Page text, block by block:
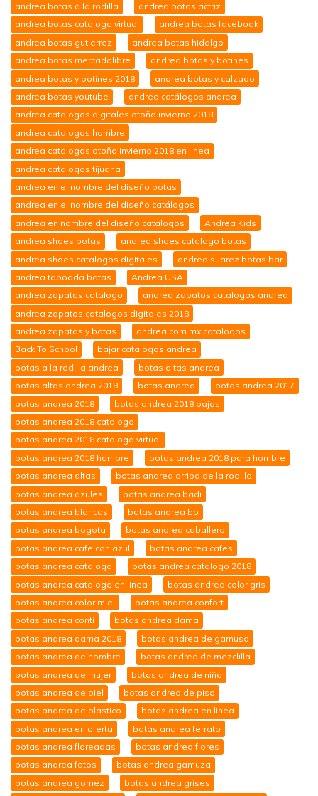
andrea botas a la rodilla
andrea botas actriz
andrea botas catalogo virtual
andrea botas facebook
andrea botas gutierrez
andrea botas hidalgo
andrea botas mercadolibre
andrea botas y botines
andrea botas y botines 2018
andrea botas y calzado
andrea botas youtube
andrea catálogos andrea
andrea catalogos digitales otoño invierno 2018
andrea catalogos hombre
andrea catalogos otoño invierno 2018 en linea
andrea catalogos tijuana
andrea en el nombre del diseño botas
andrea en el nombre del diseño catálogos
andrea en nombre del diseño catalogos
Andrea Kids
andrea shoes botas
andrea shoes catalogo botas
andrea shoes catalogos digitales
andrea suarez botas bar
andrea taboada botas
Andrea USA
andrea zapatos catalogo
andrea zapatos catalogos andrea
andrea zapatos catalogos digitales 2018
andrea zapatos y botas
andrea.com.mx catalogos
Back To School
bajar catalogos andrea
botas a la rodilla andrea
botas altas andrea
botas altas andrea 2018
botas andrea
botas andrea 2017
botas andrea 2018
botas andrea 2018 bajas
botas andrea 2018 catalogo
botas andrea 2018 catalogo virtual
botas andrea 2018 hombre
botas andrea 2018 para hombre
botas andrea altas
botas andrea arriba de la rodilla
botas andrea azules
botas andrea badi
botas andrea blancas
botas andrea bo
botas andrea bogota
botas andrea caballero
botas andrea cafe con azul
botas andrea cafes
botas andrea catalogo
botas andrea catalogo 2018
botas andrea catalogo en linea
botas andrea color gris
botas andrea color miel
botas andrea confort
botas andrea conti
botas andrea dama
botas andrea dama 2018
botas andrea de gamusa
botas andrea de hombre
botas andrea de mezclilla
botas andrea de mujer
botas andrea de niña
botas andrea de piel
botas andrea de piso
botas andrea de plastico
botas andrea en linea
botas andrea en oferta
botas andrea ferrato
botas andrea floreadas
botas andrea flores
botas andrea fotos
botas andrea gamuza
botas andrea gomez
botas andrea grises